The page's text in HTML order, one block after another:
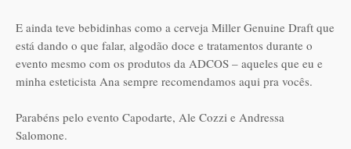
E ainda teve bebidinhas como a cerveja Miller Genuine Draft que
está dando o que falar, algodão doce e tratamentos durante o
evento mesmo com os produtos da ADCOS – aqueles que eu e
minha esteticista Ana sempre recomendamos aqui pra vocês.
Parabéns pelo evento Capodarte, Ale Cozzi e Andressa
Salomone.